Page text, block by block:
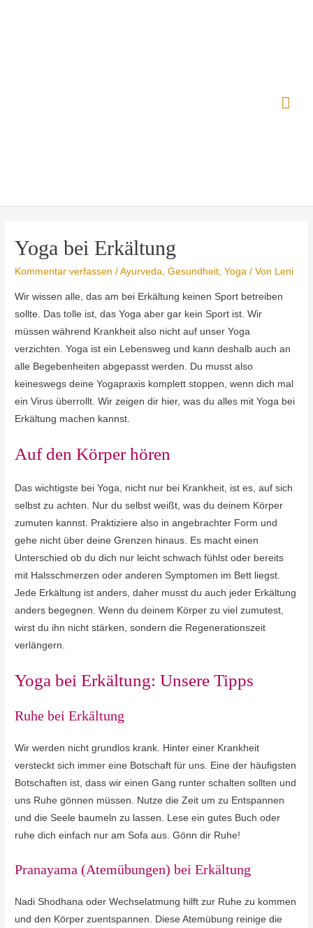
Yoga bei Erkältung
Kommentar verfassen /Ayurveda,Gesundheit,Yoga / Von Leni
Wir wissen alle, das am bei Erkältung keinen Sport betreiben
sollte. Das tolle ist, das Yoga aber gar kein Sport ist. Wir
müssen während Krankheit also nicht auf unser Yoga
verzichten. Yoga ist ein Lebensweg und kann deshalb auch an
alle Begebenheiten abgepasst werden. Du musst also
keineswegs deine Yogapraxis komplett stoppen, wenn dich mal
ein Virus überrollt. Wir zeigen dir hier, was du alles mit Yoga bei
Erkältung machen kannst.
Auf den Körper hören
Das wichtigste bei Yoga, nicht nur bei Krankheit, ist es, auf sich
selbst zu achten. Nur du selbst weißt, was du deinem Körper
zumuten kannst. Praktiziere also in angebrachter Form und
gehe nicht über deine Grenzen hinaus. Es macht einen
Unterschied ob du dich nur leicht schwach fühlst oder bereits
mit Halsschmerzen oder anderen Symptomen im Bett liegst.
Jede Erkältung ist anders, daher musst du auch jeder Erkältung
anders begegnen. Wenn du deinem Körper zu viel zumutest,
wirst du ihn nicht stärken, sondern die Regenerationszeit
verlängern.
Yoga bei Erkältung: Unsere Tipps
Ruhe bei Erkältung
Wir werden nicht grundlos krank. Hinter einer Krankheit
versteckt sich immer eine Botschaft für uns. Eine der häufigsten
Botschaften ist, dass wir einen Gang runter schalten sollten und
uns Ruhe gönnen müssen. Nutze die Zeit um zu Entspannen
und die Seele baumeln zu lassen. Lese ein gutes Buch oder
ruhe dich einfach nur am Sofa aus. Gönn dir Ruhe!
Pranayama (Atemübungen) bei Erkältung
Nadi Shodhana oder Wechselatmung hilft zur Ruhe zu kommen
und den Körper zuentspannen. Diese Atemübung reinige die